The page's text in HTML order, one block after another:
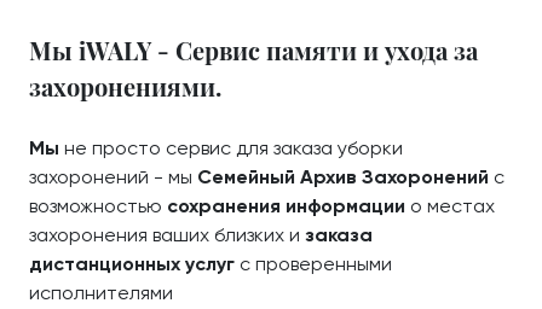
Мы iWALY - Сервис памяти и ухода за
захоронениями.
Мы не просто сервис для заказа уборки
захоронений - мы Семейный Архив Захоронений с
возможностью сохранения информации о местах
захоронения ваших близких и заказа
дистанционных услуг с проверенными
исполнителями